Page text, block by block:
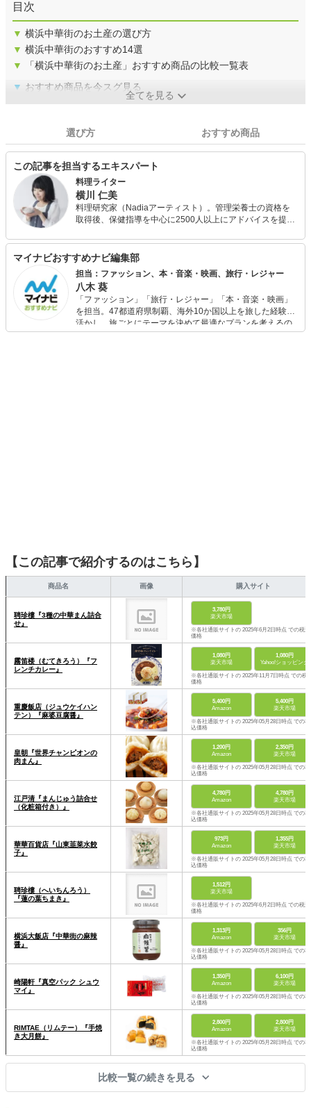
目次
▼ 横浜中華街のお土産の選び方
▼ 横浜中華街のおすすめ14選
▼
「横浜中華街のお土産」おすすめ商品の比較一覧表
▼ おすすめ商品を今スグ見る
全てを見る
選び方 おすすめ商品
この記事を担当するエキスパート
料理ライター
横川 仁美
料理研究家（Nadiaアーティスト）。管理栄養士の資格を
取得後、保健指導を中心に2500人以上にアドバイスを提
特に家庭的な料理の考案に力を入れ、企業のブランドイメ
ージやコンセプトに沿った料理を提案し、消費者に商品の
価値を伝える役割を果たしている。
マイナビおすすめナビ編集部
担当：ファッション、本・音楽・映画、旅行・レジャー
八木 葵
「ファッション」「旅行・レジャー」「本・音楽・映画」
を担当。47都道府県制覇、海外10か国以上を旅した経験を
活かし、旅ごとにテーマを決めて最適なプランを考えるの
が得意。また、アパレルショップでの販売経験もあり。誰
【この記事で紹介するのはこちら】
商品名 画像 購入サイト
聘珍樓『3種の中華まん詰合
せ』
3,780円
楽天市場
※各社通販サイトの 2025年6月2日時点 での税込
価格
霧笛楼（むてきろう）『フ
レンチカレー』
1,080円
楽天市場
1,080円
Yahoo!ショッピング
※各社通販サイトの 2025年11月7日時点 での税
価格
重慶飯店（ジュウケイハン
テン）『麻婆豆腐醤』
5,400円
Amazon
5,400円
楽天市場
※各社通販サイトの 2025年05月28日時点 での税
込価格
皇朝『世界チャンピオンの
肉まん』
1,200円
Amazon
2,350円
楽天市場
※各社通販サイトの 2025年05月28日時点 での税
込価格
江戸清『まんじゅう詰合せ
（化粧箱付き）』
4,780円
Amazon
4,780円
楽天市場
※各社通販サイトの 2025年05月28日時点 での税
込価格
華華百貨店『山東韮菜水餃
子』
973円
Amazon
1,355円
楽天市場
※各社通販サイトの 2025年05月28日時点 での税
込価格
聘珍樓（へいちんろう）
『蓮の葉ちまき』
1,512円
楽天市場
※各社通販サイトの 2025年6月2日時点 での税込
価格
横浜大飯店『中華街の麻辣
醤』
1,313円
Amazon
356円
楽天市場
※各社通販サイトの 2025年05月28日時点 での税
込価格
崎陽軒『真空パック シュウ
マイ』
1,350円
Amazon
6,100円
楽天市場
※各社通販サイトの 2025年05月28日時点 での税
込価格
RIMTAE（リムテー）『手焼
き大月餅』
2,800円
Amazon
2,800円
楽天市場
※各社通販サイトの 2025年05月28日時点 での税
込価格
比較一覧の続きを見る